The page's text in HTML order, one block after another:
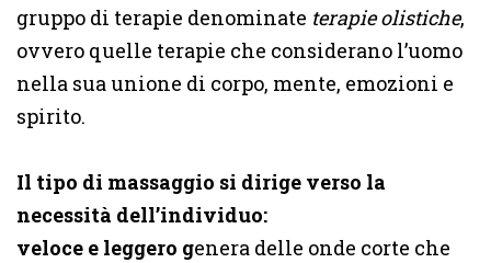
gruppo di terapie denominate terapie olistiche,
ovvero quelle terapie che considerano l’uomo
nella sua unione di corpo, mente, emozioni e
spirito.
Il tipo di massaggio si dirige verso la
necessità dell’individuo:
veloce e leggero genera delle onde corte che